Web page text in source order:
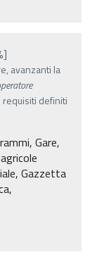
avanzanti la
definiti
Gare,
Gazzetta